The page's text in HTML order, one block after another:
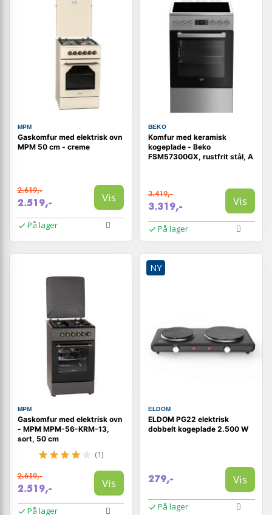
MPM
Gaskomfur med elektrisk ovn
MPM 50 cm - creme
2.619,-
2.519,- Vis
På lager
BEKO
Komfur med keramisk
kogeplade - Beko
FSM57300GX, rustfrit stål, A
3.419,-
3.319,- Vis
På lager
MPM
Gaskomfur med elektrisk ovn
- MPM MPM-56-KRM-13,
sort, 50 cm
(1)
2.619,-
2.519,- Vis
På lager
NY
ELDOM
ELDOM PG22 elektrisk
dobbelt kogeplade 2.500 W
279,- Vis
På lager